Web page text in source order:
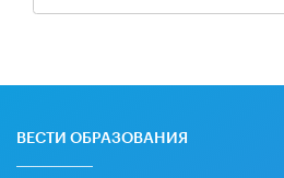
ВЕСТИ ОБРАЗОВАНИЯ